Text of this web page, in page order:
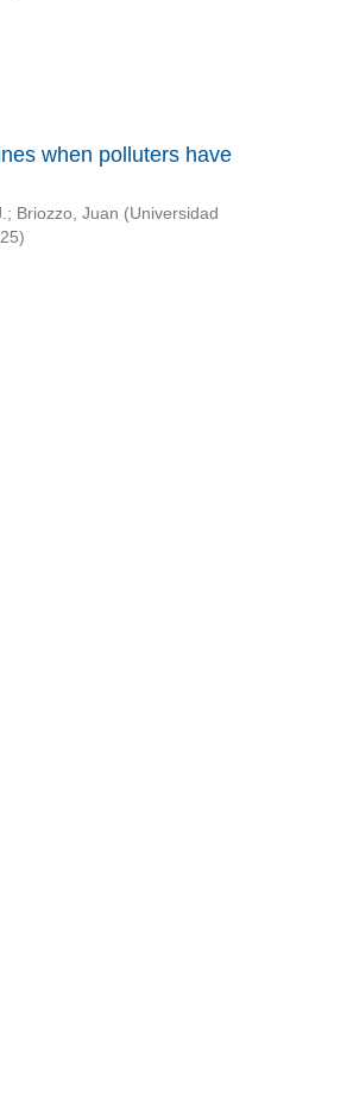
when polluters have
; Briozzo, Juan (Universidad
)